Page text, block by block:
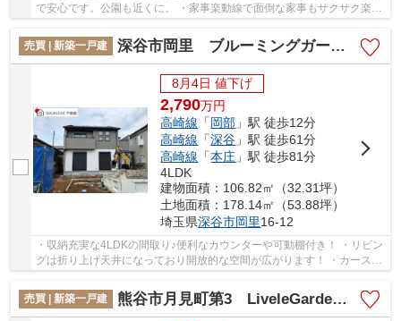
で安心です。公園も近くに。 ・家事楽動線で面倒な家事もサクサク楽し
く！ 「今から見たい！」大歓迎です♪お気軽に...
売買 | 新築一戸建
深谷市岡里 ブルーミングガーデン 新築戸建 全1棟 1号棟
8月4日 値下げ
2,790万円
高崎線 「岡部 」駅 徒歩12分
高崎線 「深谷 」駅 徒歩61分
高崎線 「本庄 」駅 徒歩81分
4LDK
建物面積：106.82㎡（32.31坪）
土地面積：178.14㎡（53.88坪）
埼玉県深谷市岡里16-12
・収納充実な4LDKの間取り♪便利なカウンターや可動棚付き！ ・リビン
グは折り上げ天井になっており開放的な空間が広がります！ ・カースペ
売買 | 新築一戸建
熊谷市月見町第3 LiveleGarden.s 新築戸建 全1棟 1号棟